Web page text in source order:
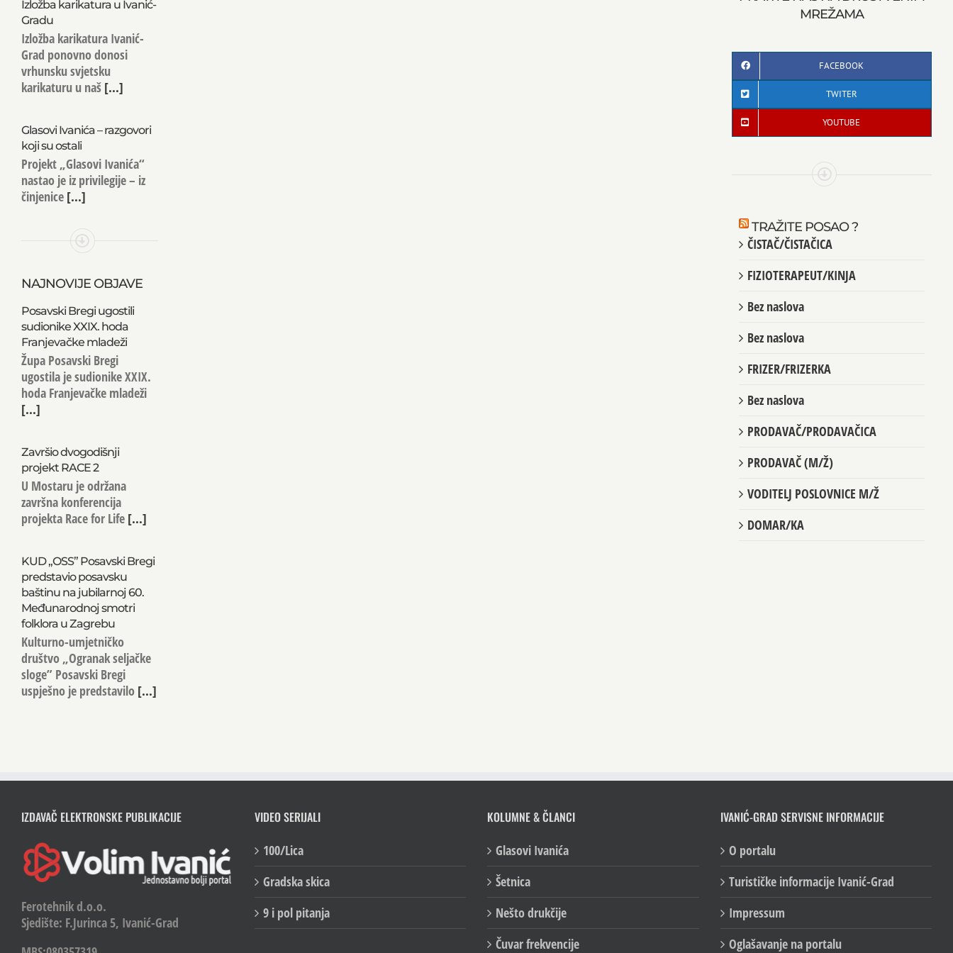
Izložba karikatura u Ivanić-
Gradu
Izložba karikatura Ivanić-
Grad ponovno donosi
vrhunsku svjetsku
karikaturu u naš[...]
Glasovi Ivanića – razgovori
koji su ostali
Projekt „Glasovi Ivanića“
nastao je iz privilegije – iz
činjenice[...]
NAJNOVIJE OBJAVE
Posavski Bregi ugostili
sudionike XXIX. hoda
Franjevačke mladeži
Župa Posavski Bregi
ugostila je sudionike XXIX.
hoda Franjevačke mladeži
[...]
Završio dvogodišnji
projekt RACE 2
U Mostaru je održana
završna konferencija
projekta Race for Life[...]
KUD „OSS” Posavski Bregi
predstavio posavsku
baštinu na jubilarnoj 60.
Međunarodnoj smotri
folklora u Zagrebu
Kulturno-umjetničko
društvo „Ogranak seljačke
sloge” Posavski Bregi
uspješno je predstavilo[...]
MREŽAMA
FACEBOOK
TWITER
YOUTUBE
TRAŽITE POSAO ?
ČISTAČ/ČISTAČICA
FIZIOTERAPEUT/KINJA
Bez naslova
Bez naslova
FRIZER/FRIZERKA
Bez naslova
PRODAVAČ/PRODAVAČICA
PRODAVAČ (M/Ž)
VODITELJ POSLOVNICE M/Ž
DOMAR/KA
IZDAVAČ ELEKTRONSKE PUBLIKACIJE
Ferotehnik d.o.o.
Sjedište: F.Jurinca 5, Ivanić-Grad
VIDEO SERIJALI
100/Lica
Gradska skica
9 i pol pitanja
KOLUMNE & ČLANCI
Glasovi Ivanića
Šetnica
Nešto drukčije
Čuvar frekvencije
IVANIĆ-GRAD SERVISNE INFORMACIJE
O portalu
Turističke informacije Ivanić-Grad
Impressum
Oglašavanje na portalu